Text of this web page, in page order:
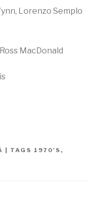
Lorenzo Semplo
MacDonald
| TAGS 1970'S ,